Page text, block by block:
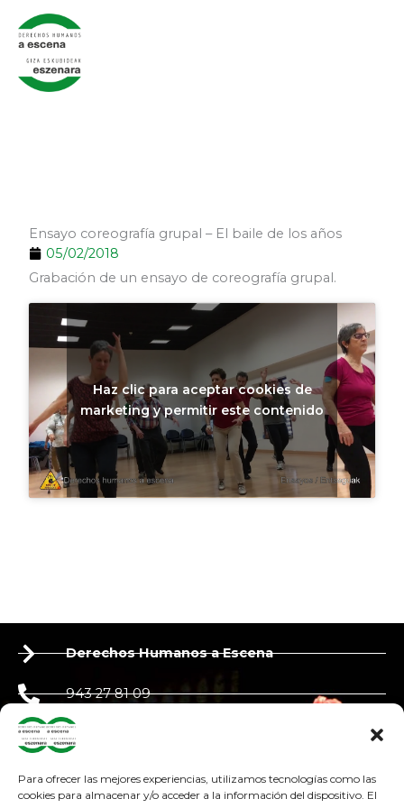
Para ofrecer las mejores experiencias, utilizamos tecnologías como las
cookies para almacenar y/o acceder a la información del dispositivo. El
contenido
Ensayo coreografía grupal – El baile de los años
05/02/2018
Grabación de un ensayo de coreografía grupal.
Haz clic para aceptar cookies de
marketing y permitir este contenido
Derechos Humanos a Escena
943 27 81 09
650 90 87 39
derechoshumanosaescena@gmail.com